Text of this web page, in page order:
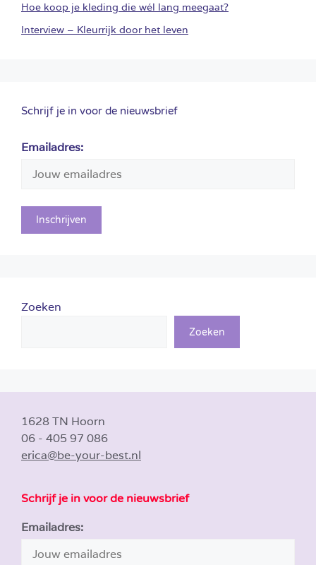
Hoe koop je kleding die wél lang meegaat?
Interview – Kleurrijk door het leven
Schrijf je in voor de nieuwsbrief
Emailadres:
Zoeken
Zoeken
1628 TN Hoorn
06 - 405 97 086
erica@be-your-best.nl
Schrijf je in voor de nieuwsbrief
Emailadres: